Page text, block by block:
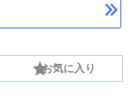
お気に入り